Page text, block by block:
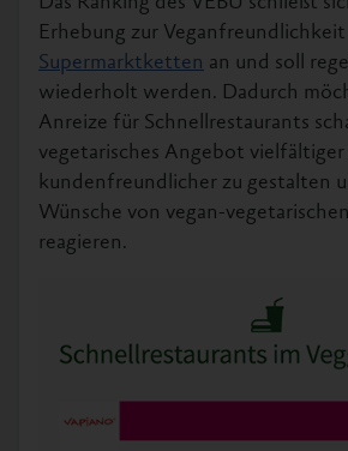
Erhebung zur
Supermarktketten an und soll
wiederholt werden. Dadurch
Anreize für Schnellrestaurants
vegetarisches Angebot vielfältiger
kundenfreundlicher zu gestalten
Wünsche von vegan-
reagieren.